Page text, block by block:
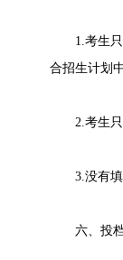
1.考生只
合招生计划
2.考生只
3.没有填报
六、投档